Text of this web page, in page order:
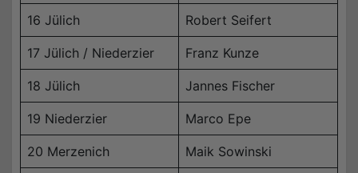
16 Jülich Robert Seifert
17 Jülich / Niederzier Franz Kunze
18 Jülich Jannes Fischer
19 Niederzier Marco Epe
20 Merzenich Maik Sowinski